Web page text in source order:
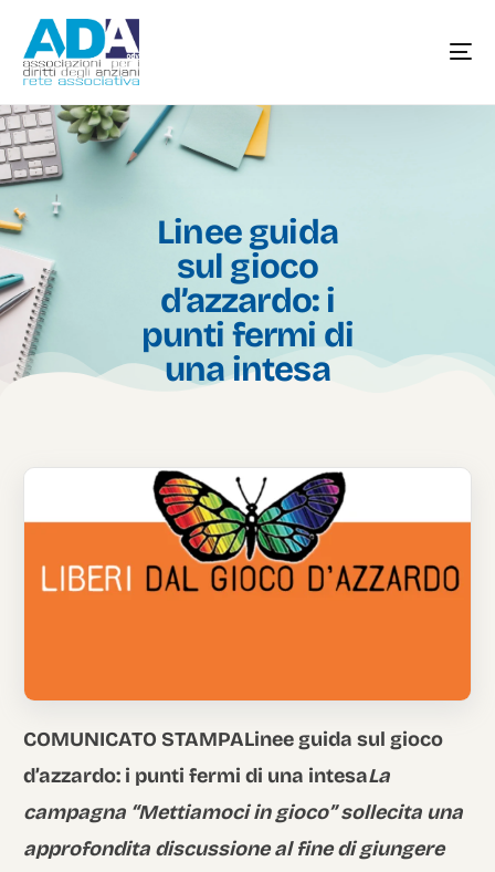
Linee guida
sul gioco
d’azzardo: i
punti fermi di
una intesa
COMUNICATO STAMPALinee guida sul gioco
d’azzardo: i punti fermi di una intesaLa
campagna “Mettiamoci in gioco” sollecita una
approfondita discussione al fine di giungere